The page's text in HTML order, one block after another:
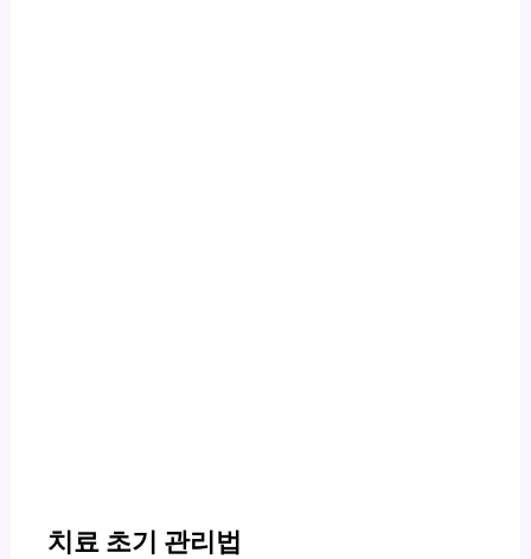
치료 초기 관리법